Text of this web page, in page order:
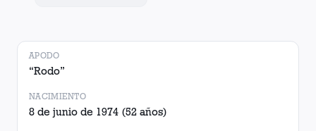
APODO
“Rodo”
NACIMIENTO
8 de junio de 1974 (52 años)